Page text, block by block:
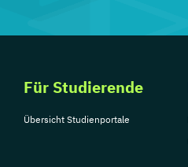
Für Studierende
Übersicht Studienportale